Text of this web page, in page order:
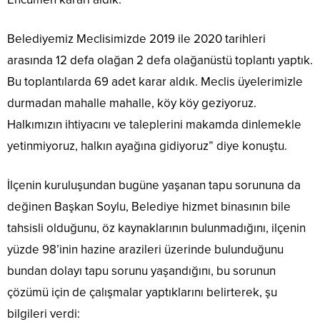
Belediyemiz Meclisimizde 2019 ile 2020 tarihleri
arasında 12 defa olağan 2 defa olağanüstü toplantı yaptık.
Bu toplantılarda 69 adet karar aldık. Meclis üyelerimizle
durmadan mahalle mahalle, köy köy geziyoruz.
Halkımızın ihtiyacını ve taleplerini makamda dinlemekle
yetinmiyoruz, halkın ayağına gidiyoruz” diye konuştu.
İlçenin kuruluşundan bugüne yaşanan tapu sorununa da
değinen Başkan Soylu, Belediye hizmet binasının bile
tahsisli olduğunu, öz kaynaklarının bulunmadığını, ilçenin
yüzde 98’inin hazine arazileri üzerinde bulunduğunu
bundan dolayı tapu sorunu yaşandığını, bu sorunun
çözümü için de çalışmalar yaptıklarını belirterek, şu
bilgileri verdi: